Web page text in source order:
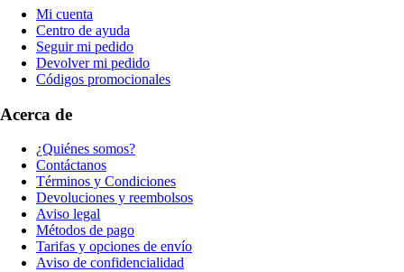
Mi cuenta
Centro de ayuda
Seguir mi pedido
Devolver mi pedido
Códigos promocionales
Acerca de
¿Quiénes somos?
Contáctanos
Términos y Condiciones
Devoluciones y reembolsos
Aviso legal
Métodos de pago
Tarifas y opciones de envío
Aviso de confidencialidad